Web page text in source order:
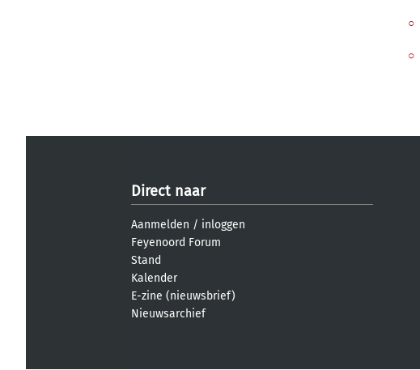
Direct naar
Aanmelden / inloggen
Feyenoord Forum
Stand
Kalender
E-zine (nieuwsbrief)
Nieuwsarchief